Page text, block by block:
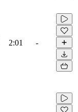
2:01 -